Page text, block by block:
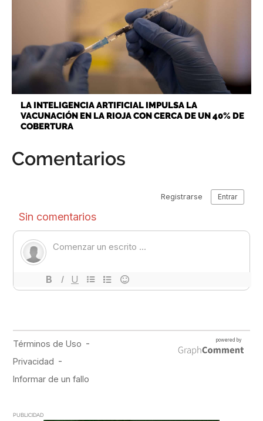
LA INTELIGENCIA ARTIFICIAL IMPULSA LA
VACUNACIÓN EN LA RIOJA CON CERCA DE UN 40% DE
COBERTURA
Comentarios
PUBLICIDAD